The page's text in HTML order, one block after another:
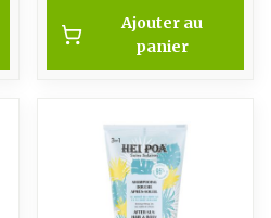
Ajouter au
panier